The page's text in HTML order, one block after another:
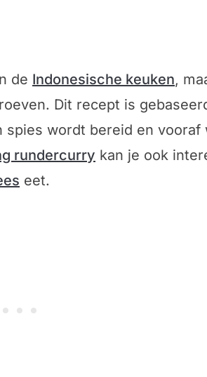
de Indonesische keuken,
Dit recept is
wordt bereid en vooraf
rundercurry kan je ook
eet.